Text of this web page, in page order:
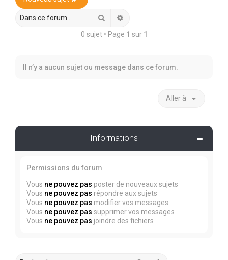
Rechercher
0 sujet • Page 1 sur 1
Il n’y a aucun sujet ou message dans ce forum.
Aller à
Informations
Permissions du forum
Vous ne pouvez pas poster de nouveaux sujets
Vous ne pouvez pas répondre aux sujets
Vous ne pouvez pas modifier vos messages
Vous ne pouvez pas supprimer vos messages
Vous ne pouvez pas joindre des fichiers